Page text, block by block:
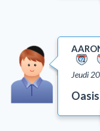
Jeudi